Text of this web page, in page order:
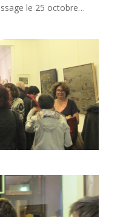
le 25 octobre…